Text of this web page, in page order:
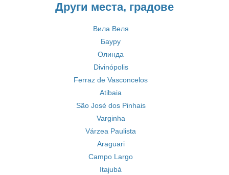
Други места, градове
Вила Веля
Бауру
Олинда
Divinópolis
Ferraz de Vasconcelos
Atibaia
São José dos Pinhais
Varginha
Várzea Paulista
Araguari
Campo Largo
Itajubá